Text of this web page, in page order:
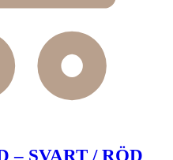
– SVART / RÖD